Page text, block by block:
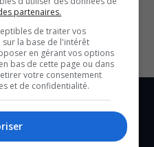
ÉCONOMIE
partenaires.
de traiter vos
la base de l'intérêt
en gérant vos options
bas de cette page ou dans
votre consentement
et de confidentialité.